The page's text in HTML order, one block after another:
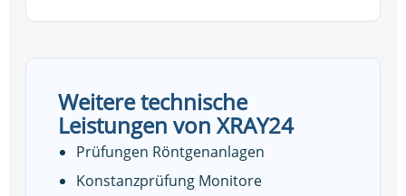
Weitere technische
Leistungen von XRAY24
Prüfungen Röntgenanlagen
Konstanzprüfung Monitore